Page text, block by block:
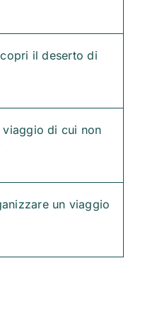
il deserto di
viaggio di cui non
un viaggio